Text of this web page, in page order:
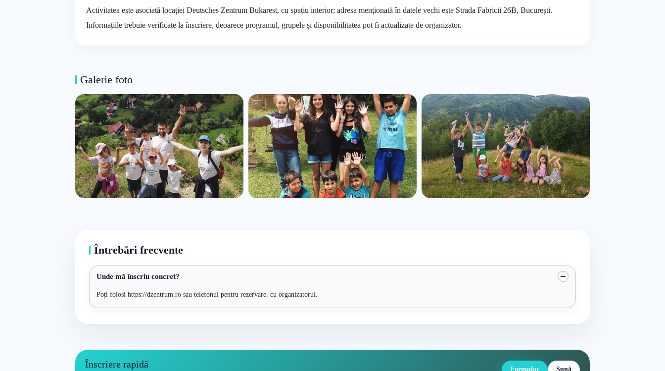
Activitatea este asociată locației Deutsches Zentrum Bukarest, cu spațiu interior; adresa menționată în datele vechi este Strada Fabricii 26B, București.
Informațiile trebuie verificate la înscriere, deoarece programul, grupele și disponibilitatea pot fi actualizate de organizator.
Galerie foto
Întrebări frecvente
Unde mă înscriu concret?
Poți folosi https://dzentrum.ro sau telefonul pentru rezervare. cu organizatorul.
Înscriere rapidă Formular Sună